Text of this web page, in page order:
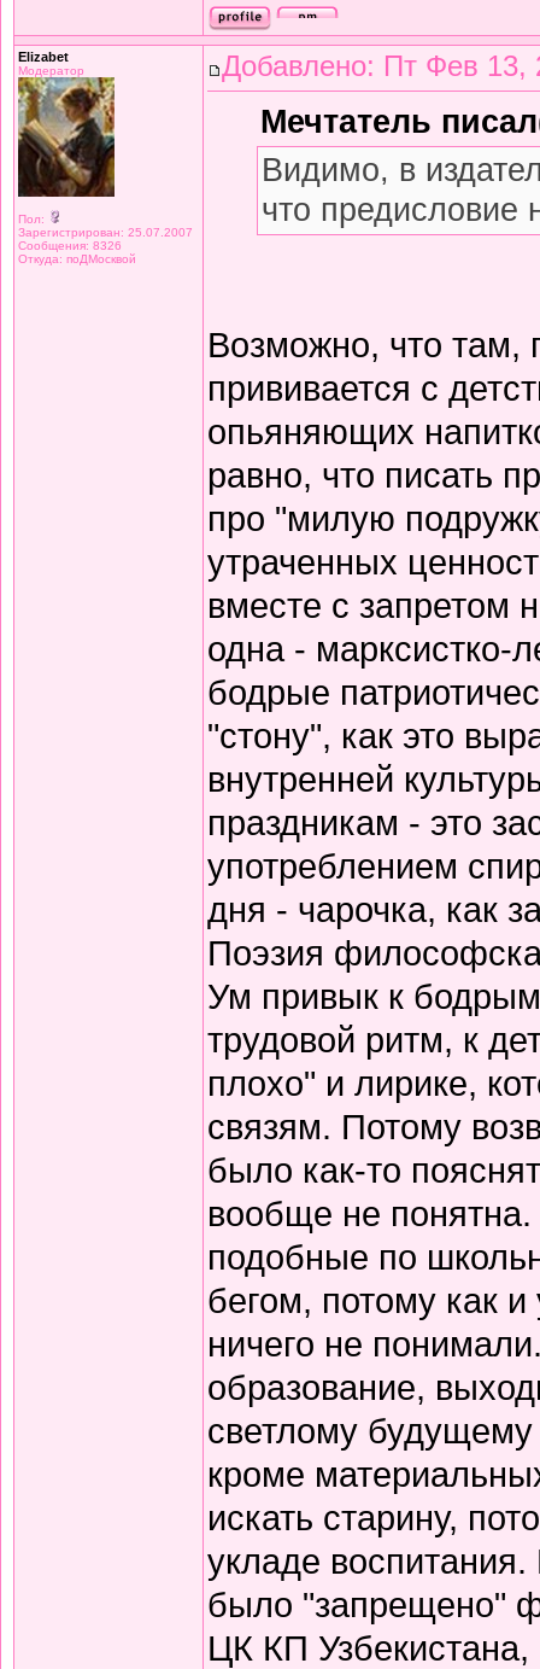
Elizabet
Модератор
Пол:
Зарегистрирован: 25.07.2007
Сообщения: 8326
Откуда: поДМосквой
Добавлено: Пт Фев 13,
Мечтатель
Видимо, в
что предисловие
Возможно, что там,
прививается с
опьяняющих
равно, что писать
про "милую
утраченных
вместе с запретом
одна - марксистко-
бодрые
"стону", как это
внутренней
праздникам - это
употреблением
дня - чарочка, как
Поэзия
Ум привык к
трудовой ритм, к
плохо" и лирике,
связям. Потому
было как-то
вообще не
подобные по
бегом, потому как
ничего не
образование,
светлому
кроме
искать старину,
укладе воспитания.
было "запрещено"
ЦК КП